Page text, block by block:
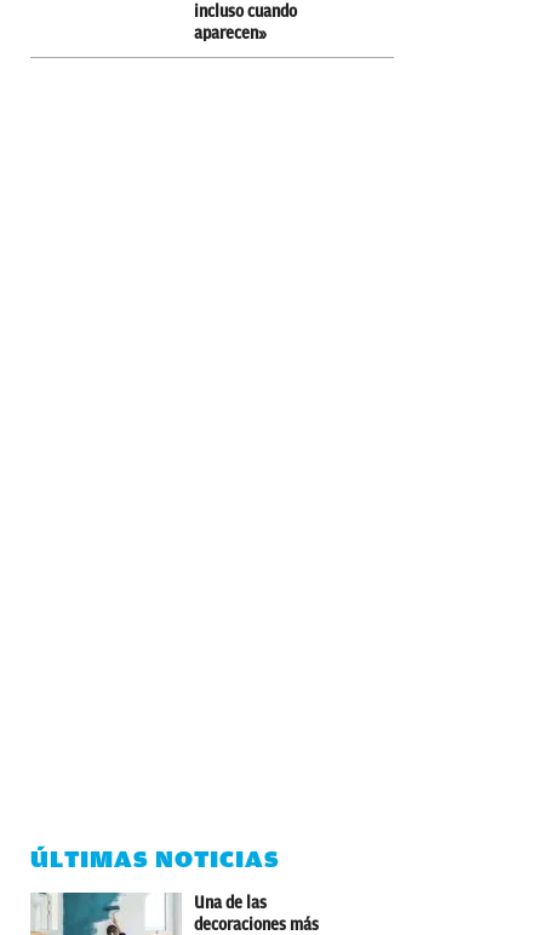
incluso cuando
aparecen»
ÚLTIMAS NOTICIAS
Una de las
decoraciones más